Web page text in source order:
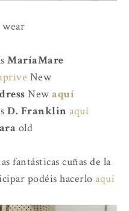
MaríaMare
New
New aquí
D. Franklin aquí
old
fantásticas cuñas de la
podéis hacerloaquí